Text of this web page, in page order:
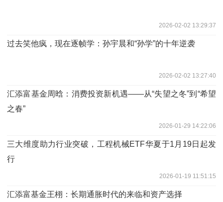
2026-02-02 13:29:37
过去笑他疯，现在逐帧学：孙宇晨和“孙学”的十年逆袭
2026-02-02 13:27:40
汇添富基金周晗：消费投资新机遇——从“失望之冬”到“希望
之春”
2026-01-29 14:22:06
三大维度助力行业突破，工程机械ETF华夏于1月19日起发
行
2026-01-19 11:51:15
汇添富基金王栩：长期通胀时代的来临和资产选择